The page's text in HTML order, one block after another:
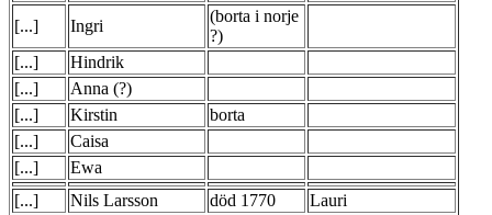
[...]
Ingri
(borta i norje
?)
[...]
Hindrik
[...]
Anna (?)
[...]
Kirstin
borta
[...]
Caisa
[...]
Ewa
[...]
Nils Larsson död 1770
Lauri